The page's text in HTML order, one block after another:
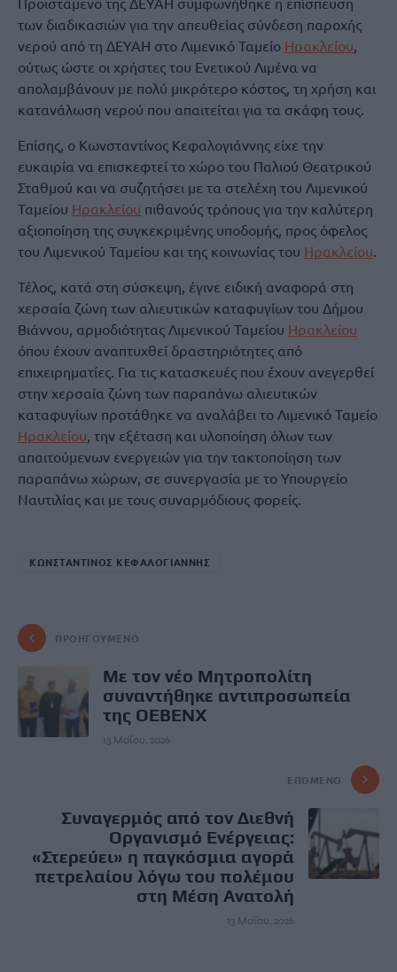
των διαδικασιών για την απευθείας σύνδεση παροχής
νερού από τη ΔΕΥΑΗ στο Λιμενικό Ταμείο Ηρακλείου
ούτως ώστε οι χρήστες του Ενετικού Λιμένα να
απολαμβάνουν με πολύ μικρότερο κόστος, τη χρήση και
κατανάλωση νερού που απαιτείται για τα σκάφη τους.
Επίσης, ο Κωνσταντίνος Κεφαλογιάννης είχε την
ευκαιρία να επισκεφτεί το χώρο του Παλιού Θεατρικού
Σταθμού και να συζητήσει με τα στελέχη του Λιμενικού
Ταμείου Ηρακλείου πιθανούς τρόπους για την καλύτερη
αξιοποίηση της συγκεκριμένης υποδομής, προς όφελος
του Λιμενικού Ταμείου και της κοινωνίας του Ηρακλείου
Τέλος, κατά στη σύσκεψη, έγινε ειδική αναφορά στη
χερσαία ζώνη των αλιευτικών καταφυγίων του Δήμου
Βιάννου, αρμοδιότητας Λιμενικού Ταμείου Ηρακλείου
όπου έχουν αναπτυχθεί δραστηριότητες από
επιχειρηματίες. Για τις κατασκευές που έχουν ανεγερθεί
στην χερσαία ζώνη των παραπάνω αλιευτικών
καταφυγίων προτάθηκε να αναλάβει το Λιμενικό Ταμείο
Ηρακλείου , την εξέταση και υλοποίηση όλων των
απαιτούμενων ενεργειών για την τακτοποίηση των
παραπάνω χώρων, σε συνεργασία με το Υπουργείο
Ναυτιλίας και με τους συναρμόδιους φορείς.
ΚΩΝΣΤΑΝΤΙΝΟΣ ΚΕΦΑΛΟΓΙΑΝΝΗΣ
ΠΡΟΗΓΟΎΜΕΝΟ
Με τον νέο Μητροπολίτη
συναντήθηκε αντιπροσωπεία
της ΟΕΒΕΝΧ
13 Μαΐου, 2026
ΕΠΌΜΕΝΟ
Συναγερμός από τον Διεθνή
Οργανισμό Ενέργειας:
«Στερεύει» η παγκόσμια αγορά
πετρελαίου λόγω του πολέμου
στη Μέση Ανατολή
13 Μαΐου, 2026